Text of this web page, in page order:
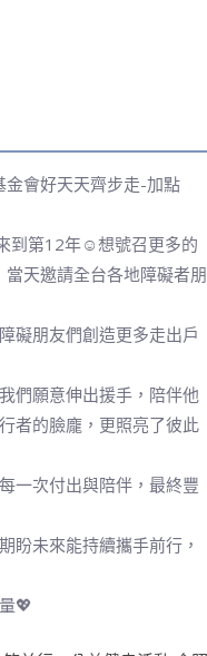
金會好天天齊步走-加點
到第12年☺想號召更多的
天邀請全台各地障礙者朋
礙朋友們創造更多走出戶
們願意伸出援手，陪伴他
者的臉龐，更照亮了彼此
一次付出與陪伴，最終豐
盼未來能持續攜手前行，
💖